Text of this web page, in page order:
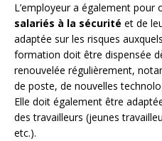
L’employeur a également pour
salariés à la sécurité et de
adaptée sur les risques
formation doit être dispensée
renouvelée régulièrement,
de poste, de nouvelles
Elle doit également être
des travailleurs (jeunes
etc.).